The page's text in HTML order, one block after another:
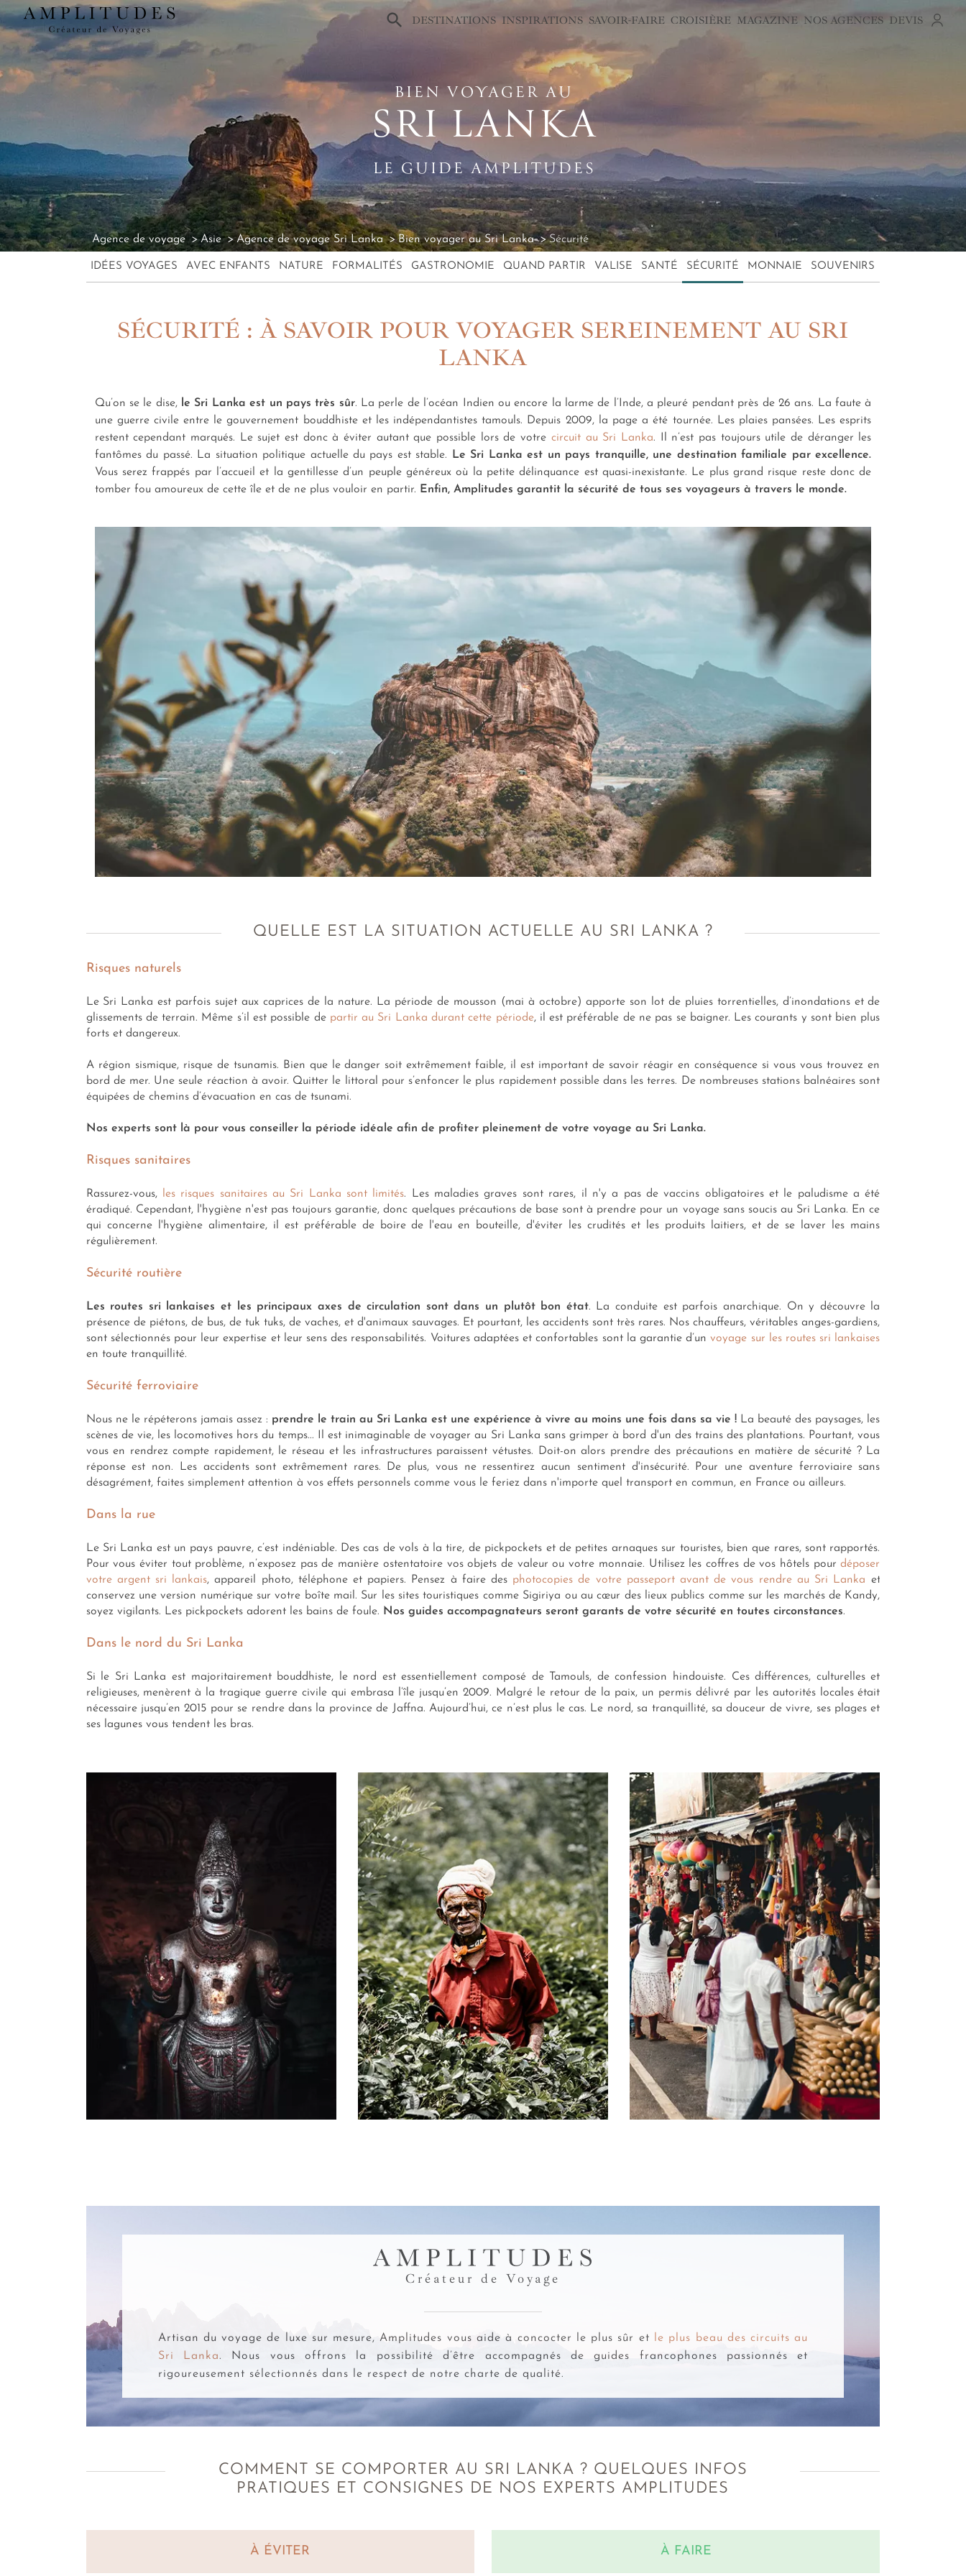
× DESTINATIONS INSPIRATIONS SAVOIR-FAIRE CROISIÈRE MAGAZINE NOS AGENCES DEVIS
BIEN VOYAGER AU
SRI LANKA
LE GUIDE AMPLITUDES
Agence de voyage Asie Agence de voyage Sri Lanka Bien voyager au Sri Lanka Sécurité
IDÉES VOYAGES AVEC ENFANTS NATURE FORMALITÉS GASTRONOMIE QUAND PARTIR VALISE SANTÉ SÉCURITÉ MONNAIE SOUVENIRS
SÉCURITÉ : À SAVOIR POUR VOYAGER SEREINEMENT AU SRI
LANKA
Qu’on se le dise, le Sri Lanka est un pays très sûr. La perle de l’océan Indien ou encore la larme de l’Inde, a pleuré pendant près de 26 ans. La faute à
une guerre civile entre le gouvernement bouddhiste et les indépendantistes tamouls. Depuis 2009, la page a été tournée. Les plaies pansées. Les esprits
restent cependant marqués. Le sujet est donc à éviter autant que possible lors de votre circuit au Sri Lanka. Il n’est pas toujours utile de déranger les
fantômes du passé. La situation politique actuelle du pays est stable.
Le Sri Lanka est un pays tranquille, une destination familiale par excellence.
Vous serez frappés par l’accueil et la gentillesse d’un peuple généreux où la petite délinquance est quasi-inexistante. Le plus grand risque reste donc de
tomber fou amoureux de cette île et de ne plus vouloir en partir. Enfin, Amplitudes garantit la sécurité de tous ses voyageurs à travers le monde.
QUELLE EST LA SITUATION ACTUELLE AU SRI LANKA ?
Risques naturels
Le Sri Lanka est parfois sujet aux caprices de la nature. La période de mousson (mai à octobre) apporte son lot de pluies torrentielles, d’inondations et de
glissements de terrain. Même s’il est possible de partir au Sri Lanka durant cette période, il est préférable de ne pas se baigner. Les courants y sont bien plus
forts et dangereux.
A région sismique, risque de tsunamis. Bien que le danger soit extrêmement faible, il est important de savoir réagir en conséquence si vous vous trouvez en
bord de mer. Une seule réaction à avoir. Quitter le littoral pour s’enfoncer le plus rapidement possible dans les terres. De nombreuses stations balnéaires sont
équipées de chemins d’évacuation en cas de tsunami.
Nos experts sont là pour vous conseiller la période idéale afin de profiter pleinement de votre voyage au Sri Lanka.
Risques sanitaires
Rassurez-vous, les risques sanitaires au Sri Lanka sont limités. Les maladies graves sont rares, il n'y a pas de vaccins obligatoires et le paludisme a été
éradiqué. Cependant, l'hygiène n'est pas toujours garantie, donc quelques précautions de base sont à prendre pour un voyage sans soucis au Sri Lanka. En ce
qui concerne l'hygiène alimentaire, il est préférable de boire de l'eau en bouteille, d'éviter les crudités et les produits laitiers, et de se laver les mains
régulièrement.
Sécurité routière
Les routes sri lankaises et les principaux axes de circulation sont dans un plutôt bon état. La conduite est parfois anarchique. On y découvre la
présence de piétons, de bus, de tuk tuks, de vaches, et d'animaux sauvages. Et pourtant, les accidents sont très rares. Nos chauffeurs, véritables anges-gardiens,
sont sélectionnés pour leur expertise et leur sens des responsabilités. Voitures adaptées et confortables sont la garantie d’unvoyage sur les routes sri lankaises
en toute tranquillité.
Sécurité ferroviaire
Nous ne le répéterons jamais assez : prendre le train au Sri Lanka est une expérience à vivre au moins une fois dans sa vie ! La beauté des paysages, les
scènes de vie, les locomotives hors du temps... Il est inimaginable de voyager au Sri Lanka sans grimper à bord d'un des trains des plantations. Pourtant, vous
vous en rendrez compte rapidement, le réseau et les infrastructures paraissent vétustes. Doit-on alors prendre des précautions en matière de sécurité ? La
réponse est non. Les accidents sont extrêmement rares. De plus, vous ne ressentirez aucun sentiment d'insécurité. Pour une aventure ferroviaire sans
désagrément, faites simplement attention à vos effets personnels comme vous le feriez dans n'importe quel transport en commun, en France ou ailleurs.
Dans la rue
Le Sri Lanka est un pays pauvre, c’est indéniable. Des cas de vols à la tire, de pickpockets et de petites arnaques sur touristes, bien que rares, sont rapportés.
Pour vous éviter tout problème, n’exposez pas de manière ostentatoire vos objets de valeur ou votre monnaie. Utilisez les coffres de vos hôtels pourdéposer
votre argent sri lankais, appareil photo, téléphone et papiers. Pensez à faire des photocopies de votre passeport avant de vous rendre au Sri Lanka et
conservez une version numérique sur votre boîte mail. Sur les sites touristiques comme Sigiriya ou au cœur des lieux publics comme sur les marchés de Kandy,
soyez vigilants. Les pickpockets adorent les bains de foule. Nos guides accompagnateurs seront garants de votre sécurité en toutes circonstances.
Dans le nord du Sri Lanka
Si le Sri Lanka est majoritairement bouddhiste, le nord est essentiellement composé de Tamouls, de confession hindouiste. Ces différences, culturelles et
religieuses, menèrent à la tragique guerre civile qui embrasa l’île jusqu’en 2009. Malgré le retour de la paix, un permis délivré par les autorités locales était
nécessaire jusqu’en 2015 pour se rendre dans la province de Jaffna. Aujourd’hui, ce n’est plus le cas. Le nord, sa tranquillité, sa douceur de vivre, ses plages et
ses lagunes vous tendent les bras.
Créateur de Voyage
Artisan du voyage de luxe sur mesure, Amplitudes vous aide à concocter le plus sûr et le plus beau des circuits au
Sri Lanka. Nous vous offrons la possibilité d’être accompagnés de guides francophones passionnés et
rigoureusement sélectionnés dans le respect de notre charte de qualité.
COMMENT SE COMPORTER AU SRI LANKA ? QUELQUES INFOS
PRATIQUES ET CONSIGNES DE NOS EXPERTS AMPLITUDES
À ÉVITER À FAIRE